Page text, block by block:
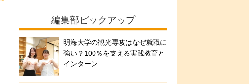
編集部ピックアップ
明海大学の観光専攻はなぜ就職に
強い？100％を支える実践教育と
インターン